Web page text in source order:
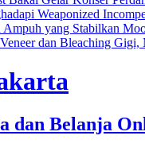
Weaponized
Ampuh yang Stabilkan
Veneer dan Bleaching
dan Belanja